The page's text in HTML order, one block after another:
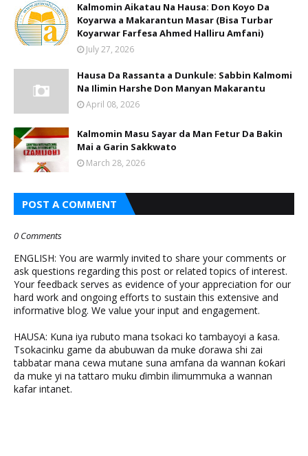
Kalmomin Aikatau Na Hausa: Don Koyo Da
Koyarwa a Makarantun Masar (Bisa Turbar
Koyarwar Farfesa Ahmed Halliru Amfani)
July 27, 2026
Hausa Da Rassanta a Dunkule: Sabbin Kalmomi
Na Ilimin Harshe Don Manyan Makarantu
April 08, 2026
Kalmomin Masu Sayar da Man Fetur Da Bakin
Mai a Garin Sakkwato
March 28, 2026
POST A COMMENT
0 Comments
ENGLISH: You are warmly invited to share your comments or
ask questions regarding this post or related topics of interest.
Your feedback serves as evidence of your appreciation for our
hard work and ongoing efforts to sustain this extensive and
informative blog. We value your input and engagement.
HAUSA: Kuna iya rubuto mana tsokaci ko tambayoyi a ƙasa.
Tsokacinku game da abubuwan da muke ɗorawa shi zai
tabbatar mana cewa mutane suna amfana da wannan ƙoƙari
da muke yi na tattaro muku ɗimbin ilimummuka a wannan
kafar intanet.